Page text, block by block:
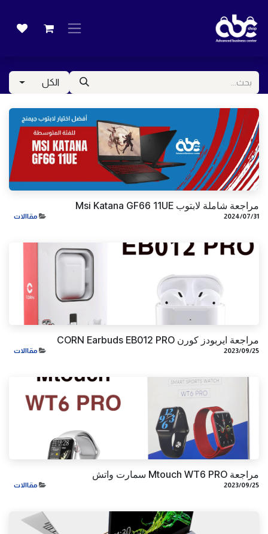
الكل
مراجعة شاملة لابتوب Msi Katana GF66 11UE
31‏/07‏/2024 مقاالات
مراجعة ايربودز كورن CORN Earbuds EB012 PRO
25‏/09‏/2023 مقاالات
مراجعة Mtouch WT6 PRO سمارت واتش
25‏/09‏/2023 مقاالات